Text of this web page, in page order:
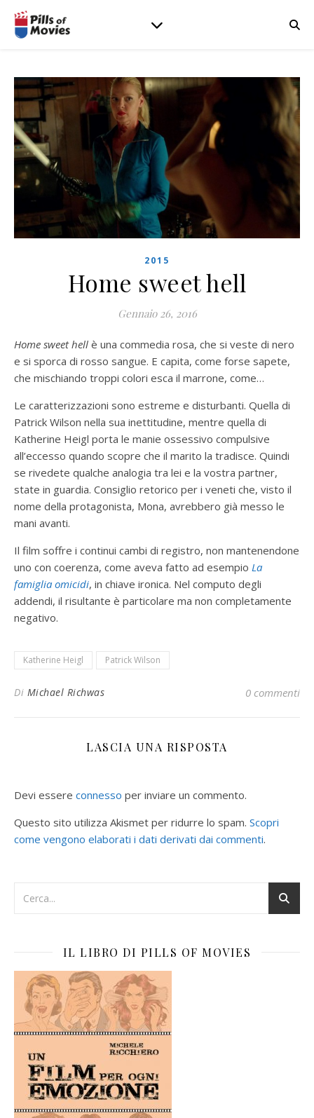
2015
Home sweet hell
Gennaio 26, 2016
Home sweet hell è una commedia rosa, che si veste di nero
e si sporca di rosso sangue. E capita, come forse sapete,
che mischiando troppi colori esca il marrone, come…
Le caratterizzazioni sono estreme e disturbanti. Quella di
Patrick Wilson nella sua inettitudine, mentre quella di
Katherine Heigl porta le manie ossessivo compulsive
all’eccesso quando scopre che il marito la tradisce. Quindi
se rivedete qualche analogia tra lei e la vostra partner,
state in guardia. Consiglio retorico per i veneti che, visto il
nome della protagonista, Mona, avrebbero già messo le
mani avanti.
Il film soffre i continui cambi di registro, non mantenendone
uno con coerenza, come aveva fatto ad esempio La
famiglia omicidi, in chiave ironica. Nel computo degli
addendi, il risultante è particolare ma non completamente
negativo.
Katherine Heigl Patrick Wilson
Di Michael Richwas 0 commenti
LASCIA UNA RISPOSTA
Devi essere connesso per inviare un commento.
Questo sito utilizza Akismet per ridurre lo spam. Scopri
come vengono elaborati i dati derivati dai commenti.
IL LIBRO DI PILLS OF MOVIES